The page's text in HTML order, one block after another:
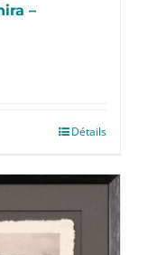
–
Détails